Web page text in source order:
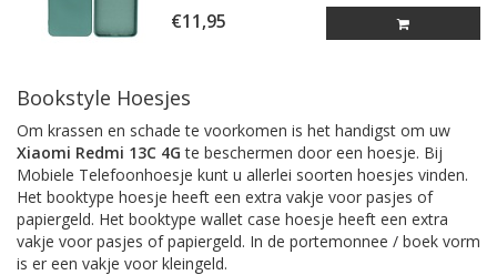
€11,95
Bookstyle Hoesjes
Om krassen en schade te voorkomen is het handigst om uw
Xiaomi Redmi 13C 4G te beschermen door een hoesje. Bij
Mobiele Telefoonhoesje kunt u allerlei soorten hoesjes vinden.
Het booktype hoesje heeft een extra vakje voor pasjes of
papiergeld. Het booktype wallet case hoesje heeft een extra
vakje voor pasjes of papiergeld. In de portemonnee / boek vorm
is er een vakje voor kleingeld.